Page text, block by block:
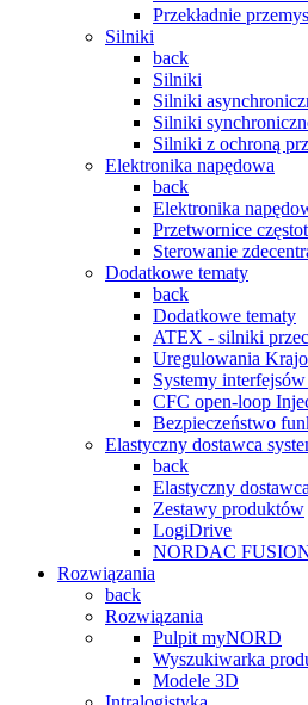
Przekładnie
Silniki
back
Silniki
Silniki
Silniki
Silniki z ochroną
Elektronika napędowa
back
Elektronika
Przetwornice
Sterowanie
Dodatkowe tematy
back
Dodatkowe tematy
ATEX - silniki
Uregulowania
Systemy
CFC open-loop
Bezpieczeństwo
Elastyczny dostawca
back
Elastyczny
Zestawy produktów
LogiDrive
NORDAC
Rozwiązania
back
Rozwiązania
Pulpit myNORD
Wyszukiwarka
Modele 3D